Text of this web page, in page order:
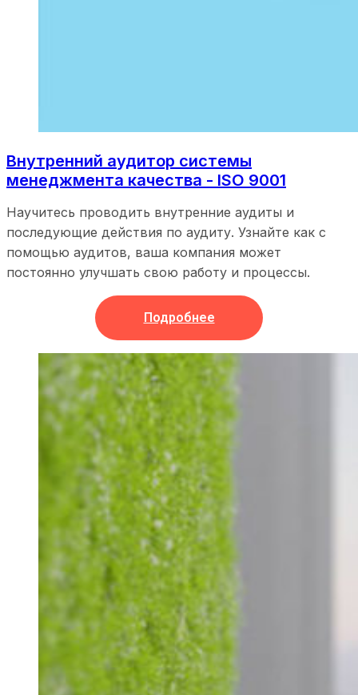
Внутренний аудитор системы
менеджмента качества - ISO 9001
Научитесь проводить внутренние аудиты и
последующие действия по аудиту. Узнайте как с
помощью аудитов, ваша компания может
постоянно улучшать свою работу и процессы.
Подробнее